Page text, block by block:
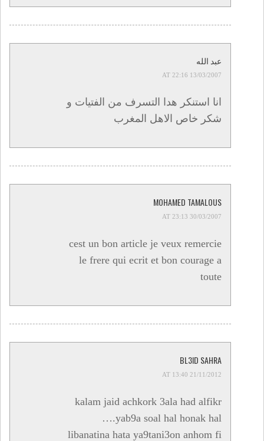
عبد الله
13/03/2007 AT 22:16
انا استنكر هدا التسرف من الفتيات و
شكر خاص الاهل المغرب
MOHAMED TAMALOUS
30/03/2007 AT 23:13
cest un bon article je veux remercie
le frere qui ecrit et bon courage a
toute
BL3ID SAHRA
21/11/2012 AT 13:40
kalam jaid achkork 3ala had alfikr
….yab9a soal hal honak hal
libanatina hata ya9tani3on anhom fi